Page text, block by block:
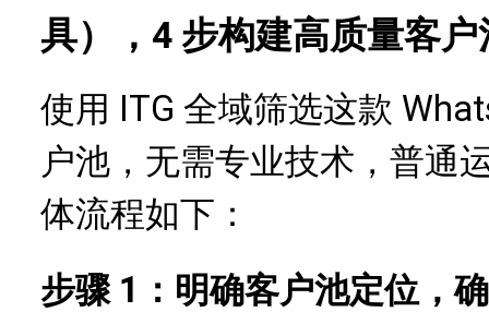
具），4 步构建高质量客户
使用 ITG 全域筛选这款
户池，无需专业技术，普通
体流程如下：
步骤 1：明确客户池定位，